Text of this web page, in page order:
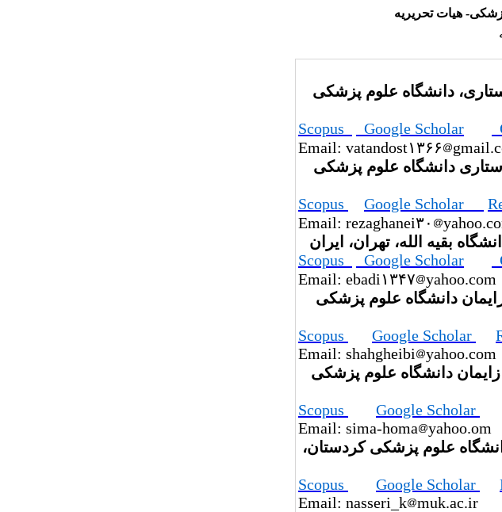
هیات تحریریه
دانشگاه علوم پزشکی
Scopus
Google Scholar
Email: vatandost۱۳۶۶
دانشگاه علوم پزشکی
Scopus
Google Scholar
Email: rezaghanei۳۰
بقیه الله، تهران، ایران
Scopus
Google Scholar
Email: ebadi۱۳۴۷
yahoo.com
دانشگاه علوم پزشکی
Scopus
Google Scholar
Email: shahgheibi
yahoo.com
زایمان دانشگاه علوم پزشکی
Scopus
Google Scholar
Email: sima-homa
yahoo.om
علوم پزشکی کردستان،
Scopus
Google Scholar
Email: nasseri_k muk.ac.ir